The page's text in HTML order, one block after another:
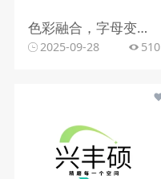
色彩融合，字母变形，文字搭配
2025-09-28 510